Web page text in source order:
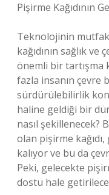
Pişirme Kağıdının
Teknolojinin
kağıdının sağlık
önemli bir tartışma
fazla insanın çevre
sürdürülebilirlik
haline geldiği bir
nasıl şekillenecek?
olan pişirme kağıdı,
kalıyor ve bu da
Peki, gelecekte
dostu hale